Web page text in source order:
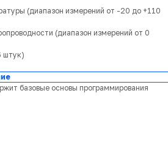
(диапазон измерений от -20 до +110
(диапазон измерений от 0
штук)
базовые основы программирования